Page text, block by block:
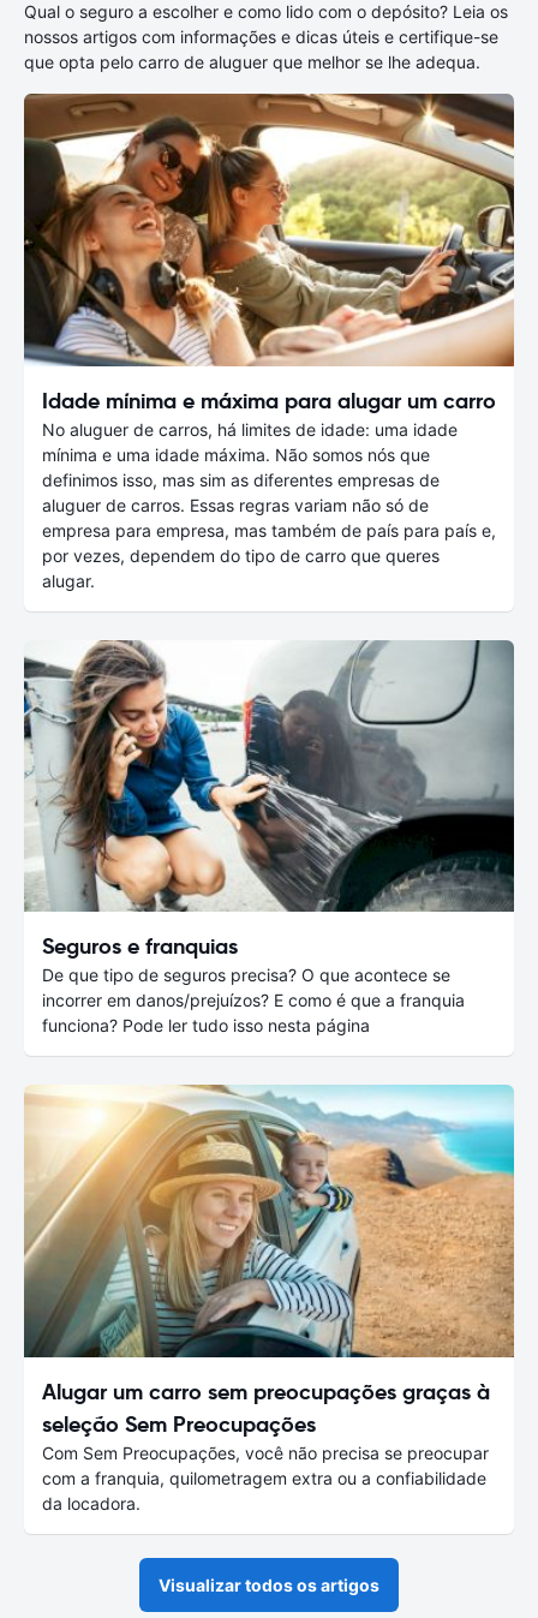
Qual o seguro a escolher e como lido com o depósito? Leia os
nossos artigos com informações e dicas úteis e certifique-se
que opta pelo carro de aluguer que melhor se lhe adequa.
Idade mínima e máxima para alugar um carro
No aluguer de carros, há limites de idade: uma idade
mínima e uma idade máxima. Não somos nós que
definimos isso, mas sim as diferentes empresas de
aluguer de carros. Essas regras variam não só de
empresa para empresa, mas também de país para país e,
por vezes, dependem do tipo de carro que queres
alugar.
Seguros e franquias
De que tipo de seguros precisa? O que acontece se
incorrer em danos/prejuízos? E como é que a franquia
funciona? Pode ler tudo isso nesta página
Alugar um carro sem preocupações graças à
seleção Sem Preocupações
Com Sem Preocupações, você não precisa se preocupar
com a franquia, quilometragem extra ou a confiabilidade
da locadora.
Visualizar todos os artigos